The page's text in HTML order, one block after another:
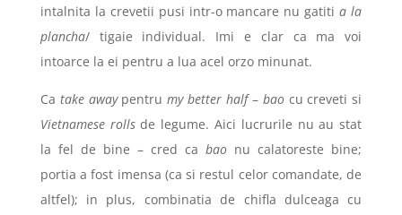
intalnita la crevetii pusi intr-o mancare nu gatitia la
plancha/ tigaie individual. Imi e clar ca ma voi
intoarce la ei pentru a lua acel orzo minunat.
Ca take awaypentrumy better half– bao cu creveti si
Vietnamese rollsde legume. Aici lucrurile nu au stat
la fel de bine – cred cabao nu calatoreste bine;
portia a fost imensa (ca si restul celor comandate, de
altfel); in plus, combinatia de chifla dulceaga cu